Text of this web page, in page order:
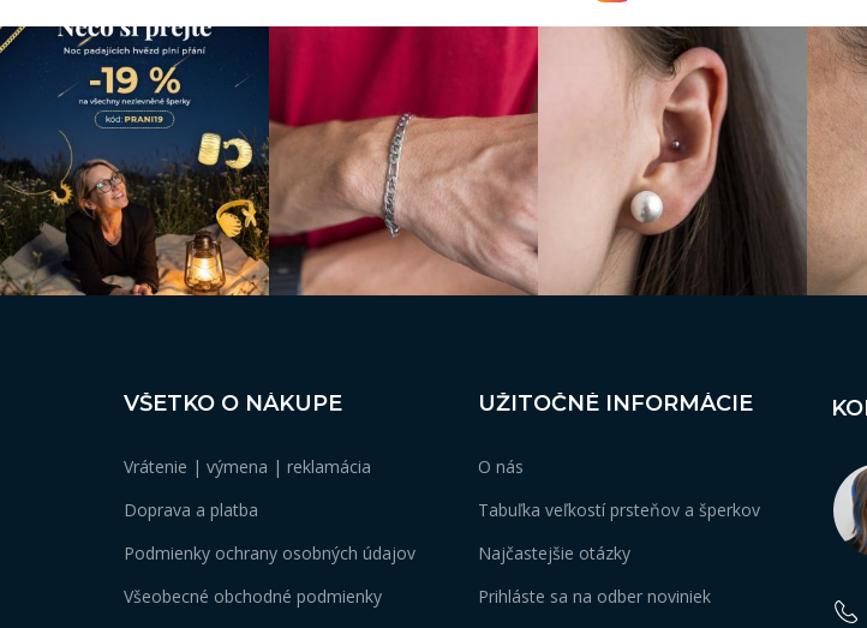
VŠETKO O NÁKUPE
Vrátenie | výmena | reklamácia
Doprava a platba
Podmienky ochrany osobných údajov
Všeobecné obchodné podmienky
UŽITOČNÉ INFORMÁCIE
O nás
Tabuľka veľkostí prsteňov a šperkov
Najčastejšie otázky
Prihláste sa na odber noviniek